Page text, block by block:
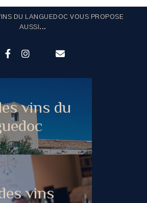
DU LANGUEDOC VOUS PROPOSE
AUSSI...
vins du
vins